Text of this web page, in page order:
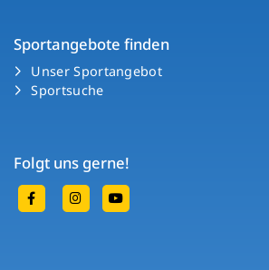
Sportangebote finden
Unser Sportangebot
Sportsuche
Folgt uns gerne!